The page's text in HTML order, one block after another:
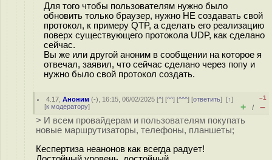
Для того чтобы пользователям нужно было
обновить только браузер, нужно НЕ создавать свой
протокол, к примеру QTP, а сделать его реализацию
поверх существующего протокола UDP, как сделано
сейчас.
Вы же или другой аноним в сообщении на которое я
отвечал, заявил, что сейчас сделано через попу и
нужно было свой протокол создать.
4.17 ,Аноним (-), 16:15, 06/02/2025 [^] [^^] [^^^] [ответить][↑]
[к модератору]
–1
+ / –
> И всем провайдерам и пользователям покупать
новые маршрутизаторы, телефоны, планшеты;
Кеспертиза неанонов как всегда радует!